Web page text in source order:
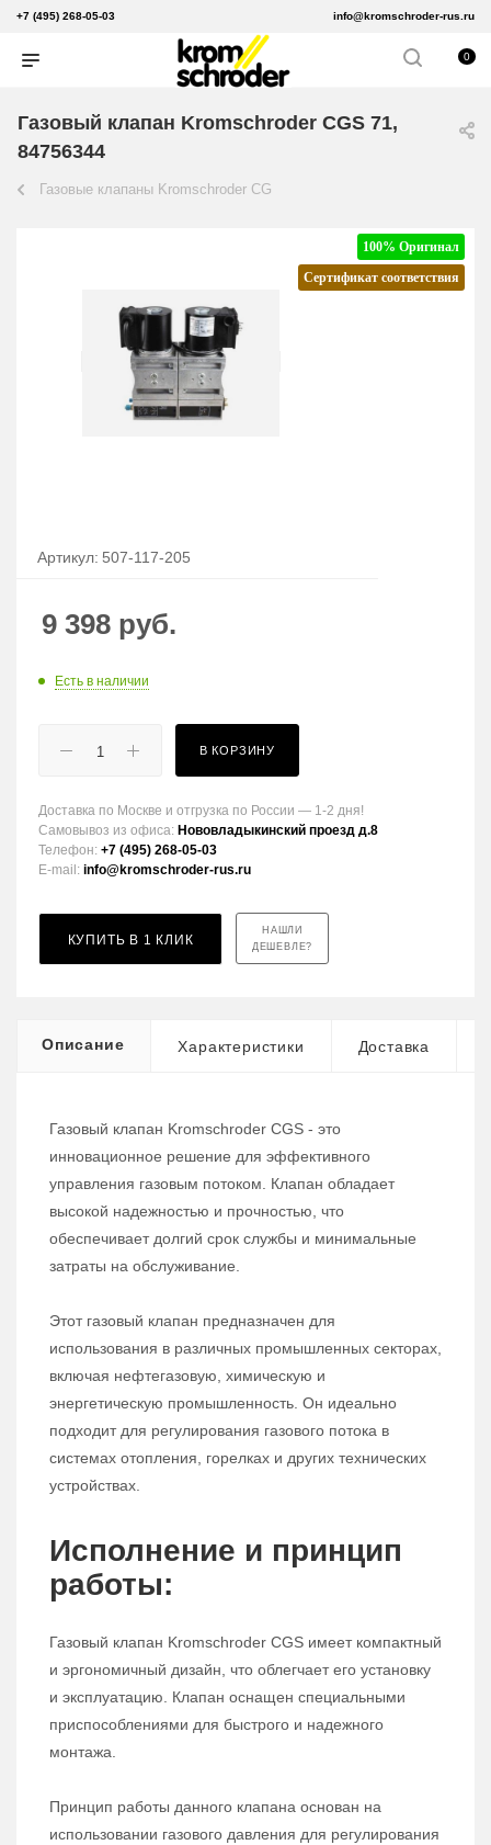
+7 (495) 268-05-03 info@kromschroder-rus.ru
0
Газовый клапан Kromschroder CGS 71,
84756344
Газовые клапаны Kromschroder CG
100% Оригинал
Сертификат соответствия
Артикул: 507-117-205
9 398 руб.
Есть в наличии
В КОРЗИНУ
Доставка по Москве и отгрузка по России — 1-2 дня!
Самовывоз из офиса: Нововладыкинский проезд д.8
Телефон: +7 (495) 268-05-03
E-mail: info@kromschroder-rus.ru
КУПИТЬ В 1 КЛИК
НАШЛИ
ДЕШЕВЛЕ?
Описание Характеристики Доставка
Газовый клапан Kromschroder CGS - это
инновационное решение для эффективного
управления газовым потоком. Клапан обладает
высокой надежностью и прочностью, что
обеспечивает долгий срок службы и минимальные
затраты на обслуживание.
Этот газовый клапан предназначен для
использования в различных промышленных секторах,
включая нефтегазовую, химическую и
энергетическую промышленность. Он идеально
подходит для регулирования газового потока в
системах отопления, горелках и других технических
устройствах.
Исполнение и принцип
работы:
Газовый клапан Kromschroder CGS имеет компактный
и эргономичный дизайн, что облегчает его установку
и эксплуатацию. Клапан оснащен специальными
приспособлениями для быстрого и надежного
монтажа.
Принцип работы данного клапана основан на
использовании газового давления для регулирования